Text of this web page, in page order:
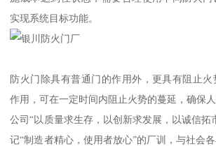
实现系统目标功能。
防火门除具有普通门的作用外，更具有阻止
作用，可在一定时间内阻止火势的蔓延，确保人
公司“以质量求生存，以创新求发展，以诚信拓
记“制造者精心，使用者放心”的厂训，与社会